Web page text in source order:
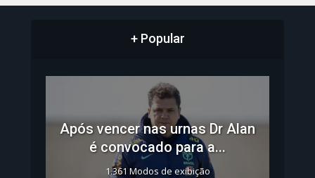
+ Popular
Após vencer nas urnas Dr Alan
é convocado para a...
1.361 Modos de exibição